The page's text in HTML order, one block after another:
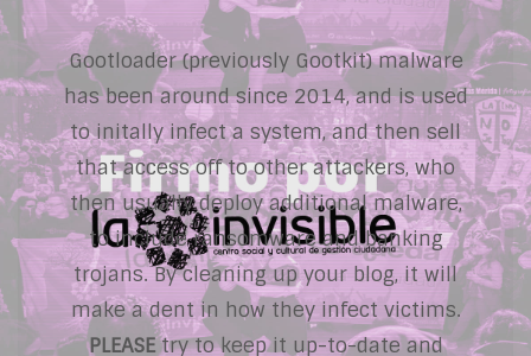
Gootloader (previously Gootkit) malware
has been around since 2014, and is used
to initally infect a system, and then sell
that access off to other attackers, who
then usually deploy additional malware,
to include ransomware and banking
trojans. By cleaning up your blog, it will
make a dent in how they infect victims.
PLEASEtry to keep it up-to-date and